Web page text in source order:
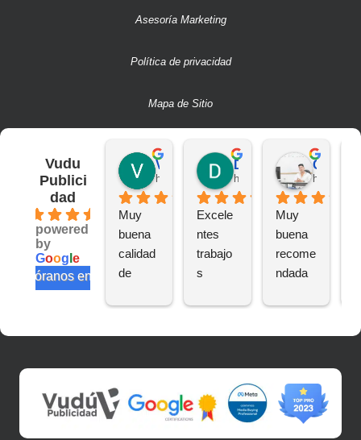
Asesoría Marketing
Política de privacidad
Mapa de Sitio
Vudu
Publici
dad
powered
by
Goog e
valóranos en
hace 2 años
Muy
buena
calidad
de
s
hace 2 años
Excele
ntes
trabajo
s
hace 2
Muy
buena
recome
ndada